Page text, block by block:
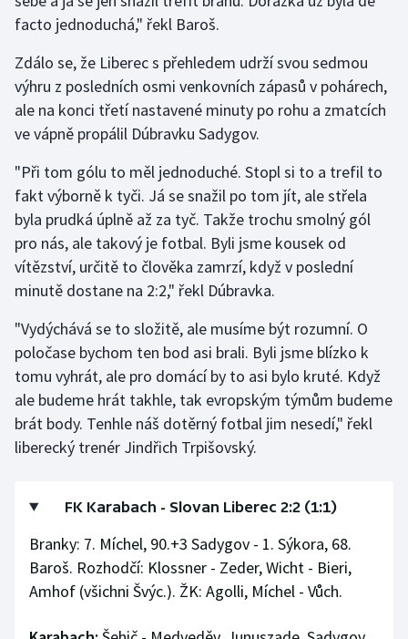
facto jednoduchá," řekl Baroš.
Zdálo se, že Liberec s přehledem udrží svou sedmou
výhru z posledních osmi venkovních zápasů v pohárech,
ale na konci třetí nastavené minuty po rohu a zmatcích
ve vápně propálil Dúbravku Sadygov.
"Při tom gólu to měl jednoduché. Stopl si to a trefil to
fakt výborně k tyči. Já se snažil po tom jít, ale střela
byla prudká úplně až za tyč. Takže trochu smolný gól
pro nás, ale takový je fotbal. Byli jsme kousek od
vítězství, určitě to člověka zamrzí, když v poslední
minutě dostane na 2:2," řekl Dúbravka.
"Vydýchává se to složitě, ale musíme být rozumní. O
poločase bychom ten bod asi brali. Byli jsme blízko k
tomu vyhrát, ale pro domácí by to asi bylo kruté. Když
ale budeme hrát takhle, tak evropským týmům budeme
brát body. Tenhle náš dotěrný fotbal jim nesedí," řekl
liberecký trenér Jindřich Trpišovský.
FK Karabach - Slovan Liberec 2:2 (1:1)
Branky: 7. Míchel, 90.+3 Sadygov - 1. Sýkora, 68.
Baroš. Rozhodčí: Klossner - Zeder, Wicht - Bieri,
Amhof (všichni Švýc.). ŽK: Agolli, Míchel - Vůch.